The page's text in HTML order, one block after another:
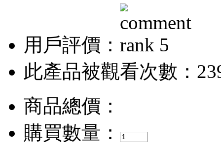
用戶評價：
此產品被觀看次數：
商品總價：
購買數量：